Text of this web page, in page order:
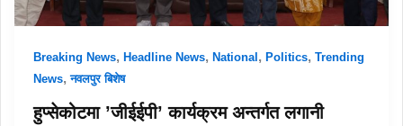
Breaking News,Headline News,National ,Politics,Trending
News,नवलपुर बिशेष
हुप्सेकोटमा ’जीईईपी’ कार्यक्रम अन्तर्गत लगानी